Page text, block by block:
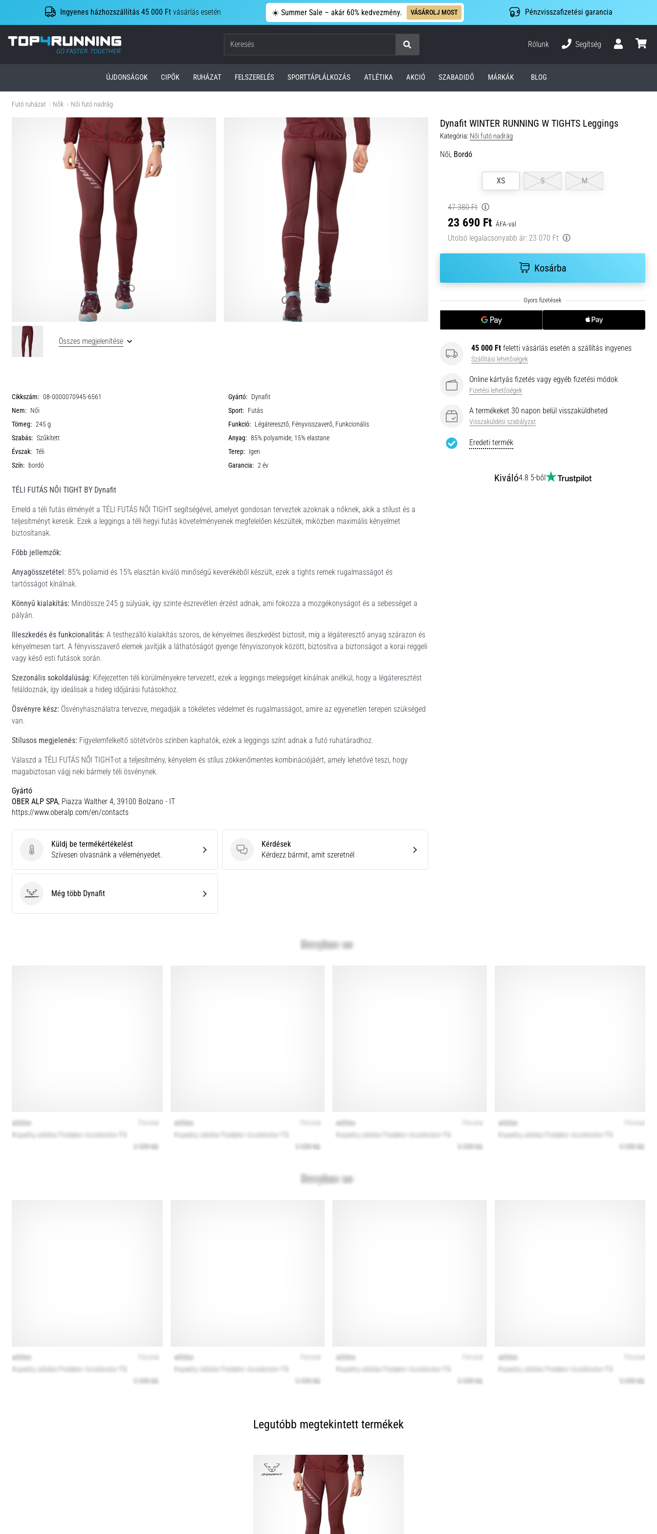
Ingyenes házhozszállítás 45 000 Ft vásárlás esetén ☀️ Summer Sale – akár 60% kedvezmény. VÁSÁROLJ MOST Pénzvisszafizetési garancia
Top4Running.hu
Keresés
Rólunk
Segítség
ÚJDONSÁGOK CIPŐK RUHÁZAT FELSZERELÉS SPORTTÁPLÁLKOZÁS ATLÉTIKA AKCIÓ SZABADIDŐ MÁRKÁK BLOG
Futó ruházat Nők Női futó nadrág
Dynafit WINTER RUNNING W TIGHTS Leggings
Kategória: Női futó nadrág
Női, Bordó
XS S M
47 380 Ft
23 690 Ft ÁFA-val
Utolsó legalacsonyabb ár: 23 070 Ft
Kosárba
45 000 Ft feletti vásárlás esetén a szállítás ingyenes
Szállítási lehetőségek
Online kártyás fizetés vagy egyéb fizetési módok
Fizetési lehetőségek
A termékeket 30 napon belül visszaküldheted
Visszaküldési szabályzat
Eredeti termék
Kiváló4.8 5-ből
Összes megjelenítése
Cikkszám: 08-0000070945-6561 Gyártó: Dynafit
Nem: Női Sport: Futás
Tömeg: 245 g Funkció: Légáteresztő, Fényvisszaverő, Funkcionális
Szabás: Szűkített Anyag: 85% polyamide, 15% elastane
Évszak: Téli Terep: Igen
Szín: bordó Garancia: 2 év
TÉLI FUTÁS NŐI TIGHT BY Dynafit
Emeld a téli futás élményét a TÉLI FUTÁS NŐI TIGHT segítségével, amelyet gondosan terveztek azoknak a nőknek, akik a stílust és a
teljesítményt keresik. Ezek a leggings a téli hegyi futás követelményeinek megfelelően készültek, miközben maximális kényelmet
biztosítanak.
Főbb jellemzők:
Anyagösszetétel: 85% poliamid és 15% elasztán kiváló minőségű keverékéből készült, ezek a tights remek rugalmasságot és
tartósságot kínálnak.
Könnyű kialakítás: Mindössze 245 g súlyúak, így szinte észrevétlen érzést adnak, ami fokozza a mozgékonyságot és a sebességet a
pályán.
Illeszkedés és funkcionalitás: A testhezálló kialakítás szoros, de kényelmes illeszkedést biztosít, míg a légáteresztő anyag szárazon és
kényelmesen tart. A fényvisszaverő elemek javítják a láthatóságot gyenge fényviszonyok között, biztosítva a biztonságot a korai reggeli
vagy késő esti futások során.
Szezonális sokoldalúság: Kifejezetten téli körülményekre tervezett, ezek a leggings melegséget kínálnak anélkül, hogy a légáteresztést
feláldoznák, így ideálisak a hideg időjárási futásokhoz.
Ösvényre kész: Ösvényhasználatra tervezve, megadják a tökéletes védelmet és rugalmasságot, amire az egyenetlen terepen szükséged
van.
Stílusos megjelenés: Figyelemfelkeltő sötétvörös színben kaphatók, ezek a leggings színt adnak a futó ruhatáradhoz.
Válaszd a TÉLI FUTÁS NŐI TIGHT-ot a teljesítmény, kényelem és stílus zökkenőmentes kombinációjáért, amely lehetővé teszi, hogy
magabiztosan vágj neki bármely téli ösvénynek.
Gyártó
OBER ALP SPA, Piazza Walther 4, 39100 Bolzano - IT
https://www.oberalp.com/en/contacts
Küldj be termékértékelést
Küldj be termékértékelést
Szívesen olvasnánk a véleményedet.
Kérdések
Kérdések
Kérdezz bármit, amit szeretnél
DynafitMég több Dynafit
Legutóbb megtekintett termékek